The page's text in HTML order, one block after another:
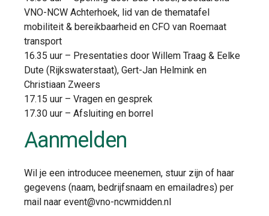
VNO-NCW Achterhoek, lid van de thematafel
mobiliteit & bereikbaarheid en CFO van Roemaat
transport
16.35 uur – Presentaties door Willem Traag & Eelke
Dute (Rijkswaterstaat), Gert-Jan Helmink en
Christiaan Zweers
17.15 uur – Vragen en gesprek
17.30 uur – Afsluiting en borrel
Aanmelden
Wil je een introducee meenemen, stuur zijn of haar
gegevens (naam, bedrijfsnaam en emailadres) per
mail naar event@vno-ncwmidden.nl